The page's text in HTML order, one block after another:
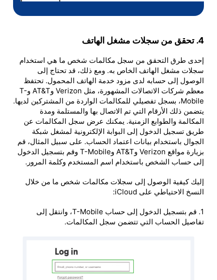
4. تحقق من سجلات مشغل الهاتف
إحدى طرق التحقق من سجل مكالمات شخص ما هي استخدام
سجلات مشغل الهاتف الخاص به. ومع ذلك، قد تحتاج إلى
الوصول إلى حسابه لدى مزود خدمة الهاتف المحمول. تحتفظ
معظم شركات الاتصالات المشهورة، مثل Verizon وAT&T وT-
Mobile، بسجل تفصيلي للمكالمات الواردة من المشتركين لديها.
يتضمن ذلك الأرقام التي تم الاتصال بها والمستلمة ومدة
المكالمة والطوابع الزمنية. يمكنك عرض سجل المكالمات عن
طريق تسجيل الدخول إلى البوابة الإلكترونية لمشغل شبكة
الجوال باستخدام بيانات اعتماد الحساب. على سبيل المثال، قم
بزيارة مواقع Verizon وAT&T وT-Mobile وقم بتسجيل الدخول
إلى حساب الشخص باستخدام اسم المستخدم وكلمة المرور.
إليك كيفية الوصول إلى سجلات مكالمات شخص ما من خلال
النسخ الاحتياطي على iCloud:
1. قم بتسجيل الدخول إلى حساب T-Mobile، وانتقل إلى
تفاصيل الحساب التي تتضمن سجل المكالمات.